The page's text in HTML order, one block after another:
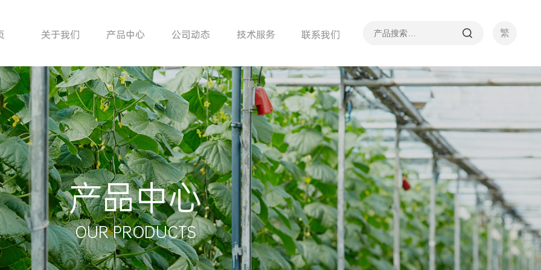
繁
关于我们 产品中心 公司动态 技术服务 联系我们
产品中心
OUR PRODUCTS